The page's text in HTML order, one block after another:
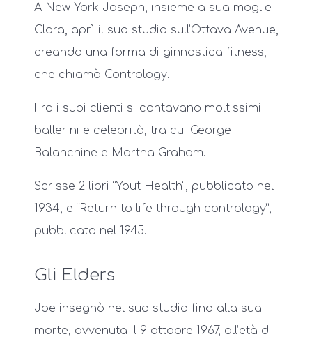
A New York Joseph, insieme a sua moglie
Clara, aprì il suo studio sull’Ottava Avenue,
creando una forma di ginnastica fitness,
che chiamò Contrology.
Fra i suoi clienti si contavano moltissimi
ballerini e celebrità, tra cui George
Balanchine e Martha Graham.
Scrisse 2 libri “Yout Health”, pubblicato nel
1934, e “Return to life through contrology”,
pubblicato nel 1945.
Gli Elders
Joe insegnò nel suo studio fino alla sua
morte, avvenuta il 9 ottobre 1967, all’età di